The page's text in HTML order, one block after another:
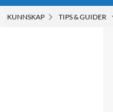
KUNNSKAP TIPS & GUIDER